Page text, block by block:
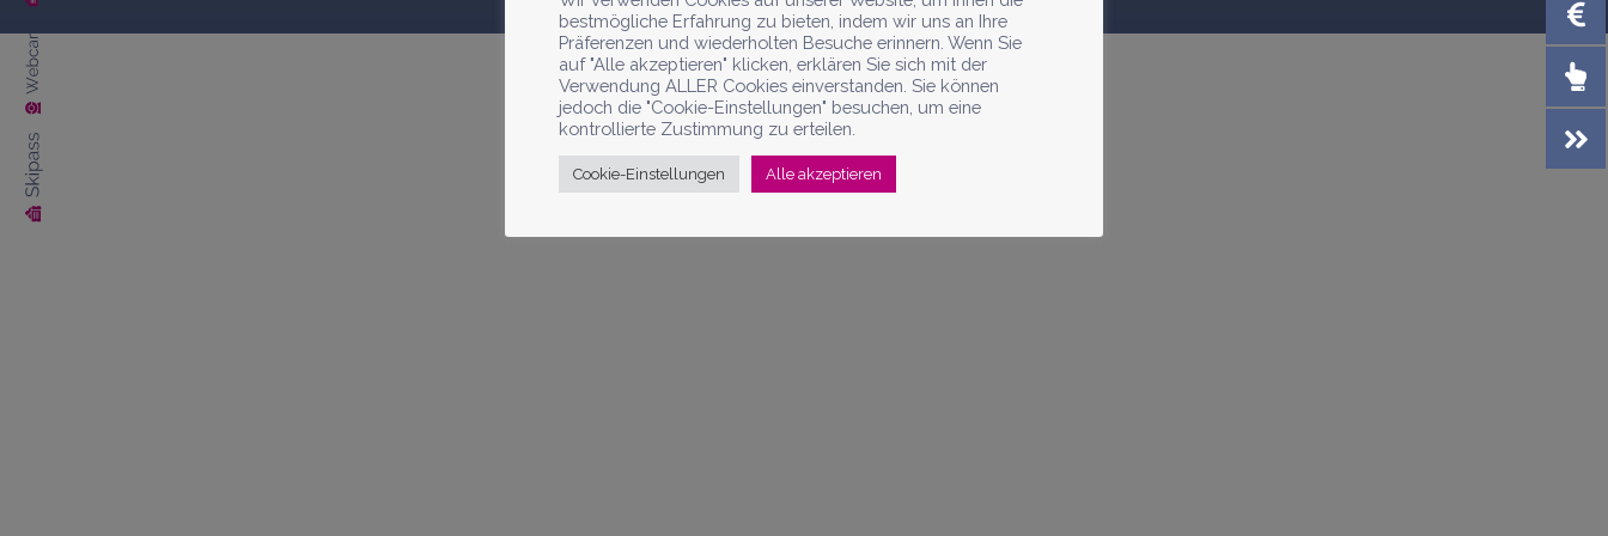
bestmögliche Erfahrung zu bieten, indem wir uns an Ihre
Präferenzen und wiederholten Besuche erinnern. Wenn Sie
auf "Alle akzeptieren" klicken, erklären Sie sich mit der
Verwendung ALLER Cookies einverstanden. Sie können
jedoch die "Cookie-Einstellungen" besuchen, um eine
kontrollierte Zustimmung zu erteilen.
Cookie-Einstellungen Alle akzeptieren